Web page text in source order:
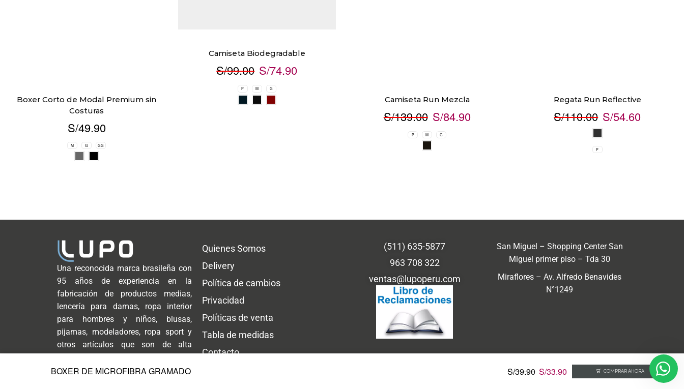
Boxer Corto de Modal Premium sin
Costuras
S/49.90
M G GG
Camiseta Biodegradable
S/99.00 S/74.90
P M G
Camiseta Run Mezcla
S/139.00 S/84.90
P M G
Regata Run Reflective
S/110.00 S/54.60
P
BOXER DE MICROFIBRA GRAMADO S/39.90 S/33.90 COMPRAR AHORA
Una reconocida marca brasileña con
95 años de experiencia en la
fabricación de productos medias,
lencería para damas, ropa interior
para hombres y niños, blusas,
pijamas, modeladores, ropa sport y
otros artículos que son de alta
Quienes Somos
Delivery
Política de cambios
Privacidad
Políticas de venta
Tabla de medidas
Contacto
(511) 635-5877
963 708 322
ventas@lupoperu.com
San Miguel – Shopping Center San
Miguel primer piso – Tda 30
Miraflores – Av. Alfredo Benavides
N°1249